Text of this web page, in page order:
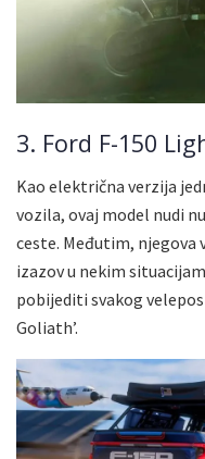
3. Ford F-150
Kao električna verzija
vozila, ovaj model nudi
ceste. Međutim, njegova
izazov u nekim
pobijediti svakog
Goliath’.